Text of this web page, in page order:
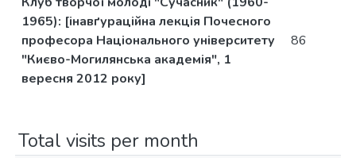
1965): [інавґураційна лекція Почесного
професора Національного університету
"Києво-Могилянська академія", 1
вересня 2012 року]
86
Total visits per month